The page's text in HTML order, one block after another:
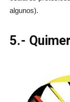
algunos).
5.-